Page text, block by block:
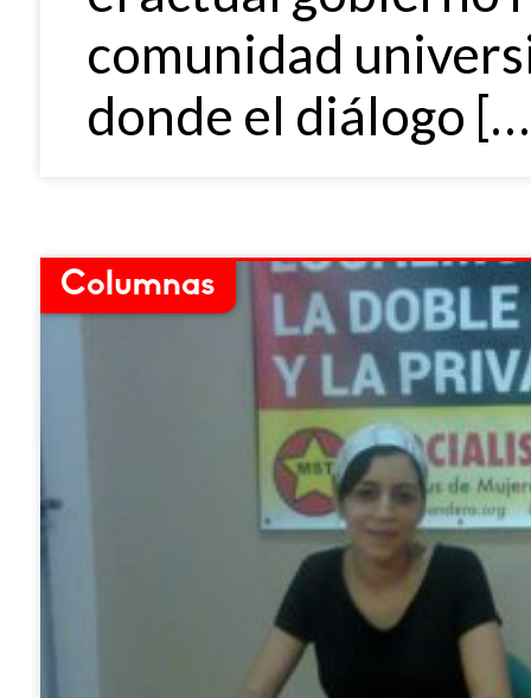
comunidad
donde el diálogo
Columnas